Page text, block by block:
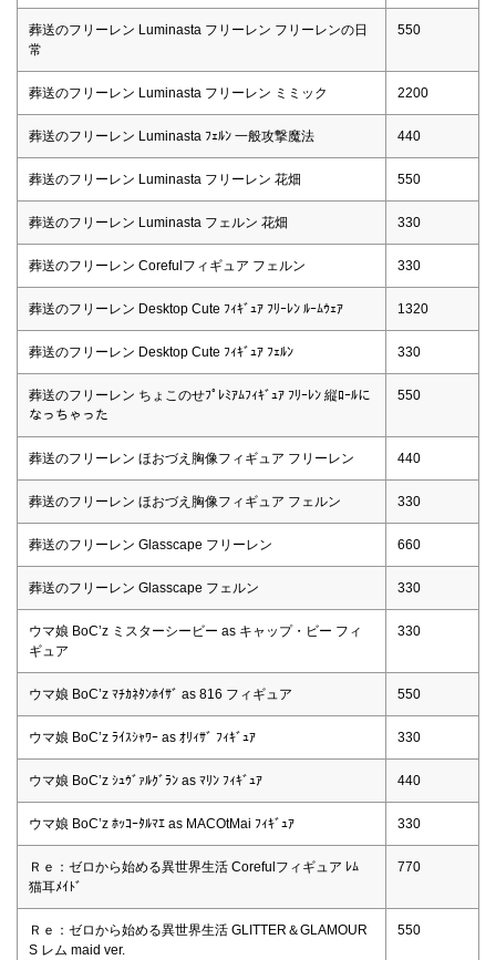
葬送のフリーレン Luminasta フリーレン フリーレンの日
常
550
葬送のフリーレン Luminasta フリーレン ミミック 2200
葬送のフリーレン Luminasta ﾌｪﾙﾝ 一般攻撃魔法 440
葬送のフリーレン Luminasta フリーレン 花畑 550
葬送のフリーレン Luminasta フェルン 花畑 330
葬送のフリーレン Corefulフィギュア フェルン 330
葬送のフリーレン Desktop Cute ﾌｨｷﾞｭｱ ﾌﾘｰﾚﾝ ﾙｰﾑｳｪｱ 1320
葬送のフリーレン Desktop Cute ﾌｨｷﾞｭｱ ﾌｪﾙﾝ 330
葬送のフリーレン ちょこのせﾌﾟﾚﾐｱﾑﾌｨｷﾞｭｱ ﾌﾘｰﾚﾝ 縦ﾛｰﾙに
なっちゃった
550
葬送のフリーレン ほおづえ胸像フィギュア フリーレン 440
葬送のフリーレン ほおづえ胸像フィギュア フェルン 330
葬送のフリーレン Glasscape フリーレン 660
葬送のフリーレン Glasscape フェルン 330
ウマ娘 BoC’z ミスターシービー as キャップ・ビー フィ
ギュア
330
ウマ娘 BoC’z ﾏﾁｶﾈﾀﾝﾎｲｻﾞ as 816 フィギュア 550
ウマ娘 BoC’z ﾗｲｽｼｬﾜｰ as ｵﾘｨｻﾞ ﾌｨｷﾞｭｱ 330
ウマ娘 BoC’z ｼｭｳﾞｧﾙｸﾞﾗﾝ as ﾏﾘﾝ ﾌｨｷﾞｭｱ 440
ウマ娘 BoC’z ﾎｯｺｰﾀﾙﾏｴ as MACOtMai ﾌｨｷﾞｭｱ 330
Ｒｅ：ゼロから始める異世界生活 Corefulフィギュア ﾚﾑ
猫耳ﾒｲﾄﾞ
770
Ｒｅ：ゼロから始める異世界生活 GLITTER＆GLAMOUR
S レム maid ver.
550